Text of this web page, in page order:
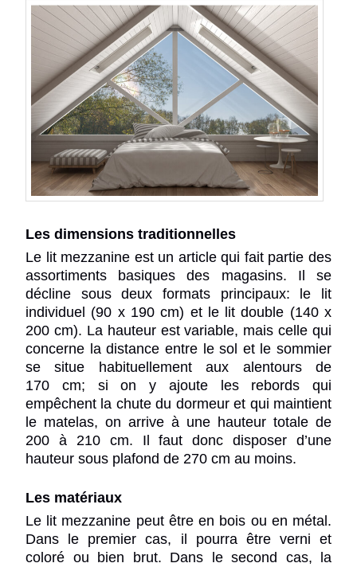
Les dimensions traditionnelles
Le lit mezzanine est un article qui fait partie des
assortiments basiques des magasins. Il se
décline sous deux formats principaux: le lit
individuel (90 x 190 cm) et le lit double (140 x
200 cm). La hauteur est variable, mais celle qui
concerne la distance entre le sol et le sommier
se situe habituellement aux alentours de
170 cm; si on y ajoute les rebords qui
empêchent la chute du dormeur et qui maintient
le matelas, on arrive à une hauteur totale de
200 à 210 cm. Il faut donc disposer d’une
hauteur sous plafond de 270 cm au moins.
Les matériaux
Le lit mezzanine peut être en bois ou en métal.
Dans le premier cas, il pourra être verni et
coloré ou bien brut. Dans le second cas, la